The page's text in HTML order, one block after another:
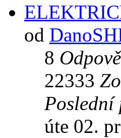
od
8
22333
Poslední
úte 02.